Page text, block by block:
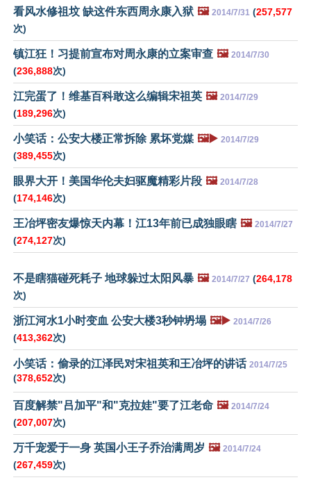
看风水修祖坟 缺这件东西周永康入狱 🖼️ 2014/7/31 (257,577
次)
镇江狂！习提前宣布对周永康的立案审查 🖼️ 2014/7/30
(236,888次)
江完蛋了！维基百科敢这么编辑宋祖英 🖼️ 2014/7/29
(189,296次)
小笑话：公安大楼正常拆除 累坏党媒 🖼️▶️ 2014/7/29
(389,455次)
眼界大开！美国华伦夫妇驱魔精彩片段 🖼️ 2014/7/28
(174,146次)
王冶坪密友爆惊天内幕！江13年前已成独眼瞎 🖼️ 2014/7/27
(274,127次)
不是瞎猫碰死耗子 地球躲过太阳风暴 🖼️ 2014/7/27 (264,178
次)
浙江河水1小时变血 公安大楼3秒钟坍塌 🖼️▶️ 2014/7/26
(413,362次)
小笑话：偷录的江泽民对宋祖英和王冶坪的讲话 2014/7/25
(378,652次)
百度解禁"吕加平"和"克拉娃"要了江老命 🖼️ 2014/7/24
(207,007次)
万千宠爱于一身 英国小王子乔治满周岁 🖼️ 2014/7/24
(267,459次)